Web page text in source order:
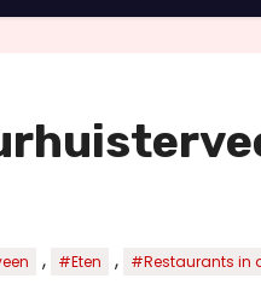
, #Eten , #Restaurants in